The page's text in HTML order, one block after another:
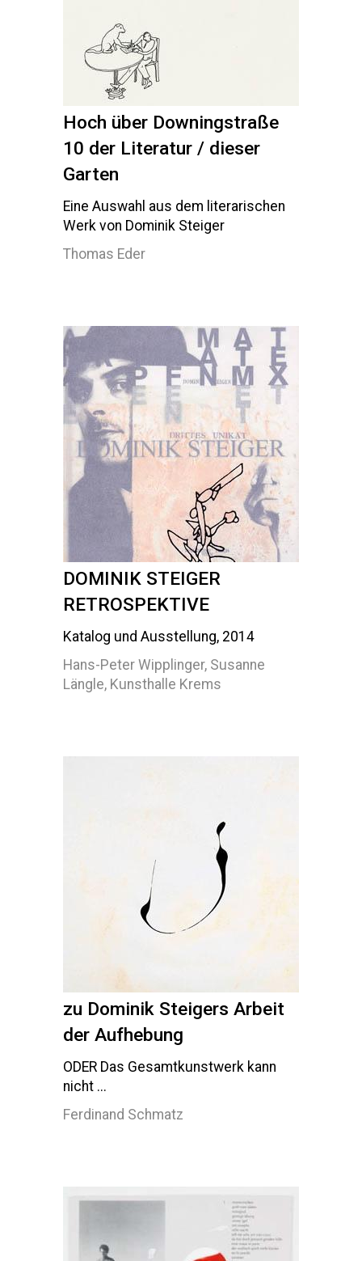
Hoch über Downingstraße
10 der Literatur / dieser
Garten
Eine Auswahl aus dem literarischen
Werk von Dominik Steiger
Thomas Eder
DOMINIK STEIGER
RETROSPEKTIVE
Katalog und Ausstellung, 2014
Hans-Peter Wipplinger, Susanne
Längle, Kunsthalle Krems
zu Dominik Steigers Arbeit
der Aufhebung
ODER Das Gesamtkunstwerk kann
nicht ...
Ferdinand Schmatz